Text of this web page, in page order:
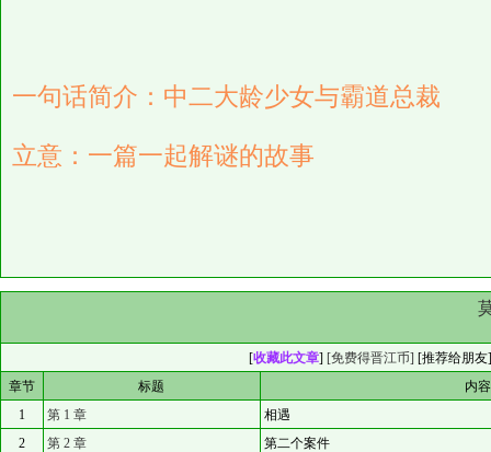
一句话简介：中二大龄少女与霸道总裁
立意：一篇一起解谜的故事
[收藏此文章] [免费得晋江币] [推荐给朋友
章节
标题
内
1
第 1 章
相遇
2
第 2 章
第二个案件